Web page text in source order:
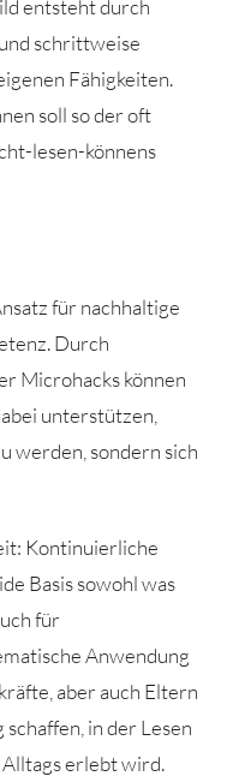
entsteht durch
schrittweise
Fähigkeiten.
soll so der oft
lesen-könnens
für nachhaltige
Durch
Microhacks können
unterstützen,
werden, sondern sich
Kontinuierliche
Basis sowohl was
für
Anwendung
aber auch Eltern
in der Lesen
erlebt wird.